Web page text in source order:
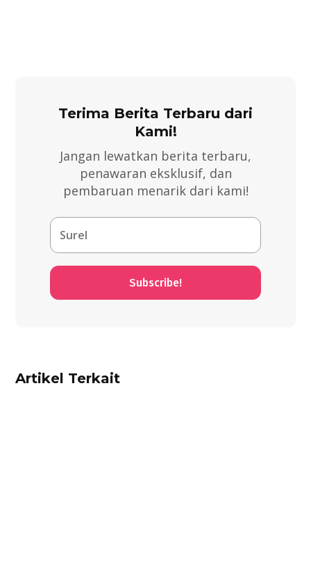
Terima Berita Terbaru dari
Kami!
Jangan lewatkan berita terbaru,
penawaran eksklusif, dan
pembaruan menarik dari kami!
Subscribe!
Artikel Terkait